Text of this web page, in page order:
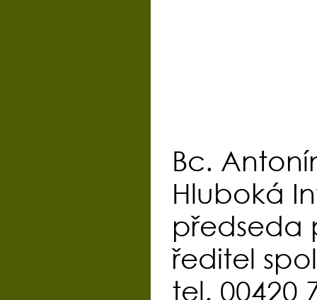
Bc.
Hluboká
předseda
ředitel
tel. 00420